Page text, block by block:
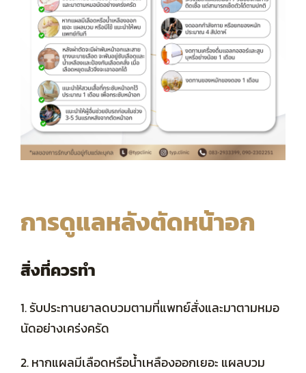
การดูแลหลังตัดหน้าอก
สิ่งที่ควรทำ
1.รับประทานยาลดบวมตามที่แพทย์สั่งและมาตามหมอ
นัดอย่างเคร่งครัด
2. หากแผลมีเลือดหรือน้ำเหลืองออกเยอะ แผลบวม